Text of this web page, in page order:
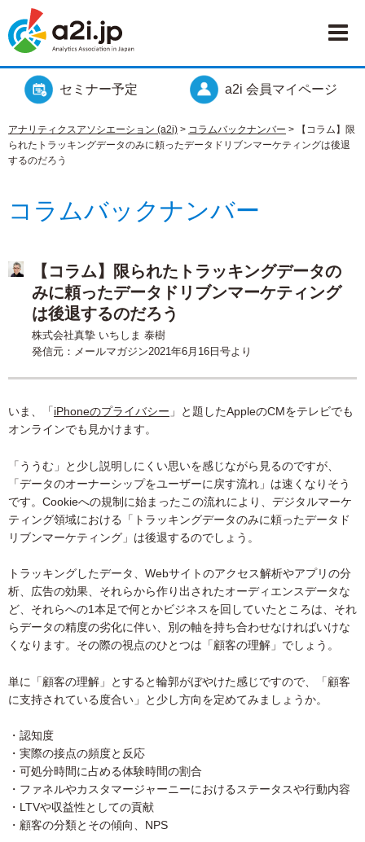
セミナー予定 a2i 会員マイページ
アナリティクスアソシエーション (a2i) > コラムバックナンバー >
【コラム】限
られたトラッキングデータのみに頼ったデータドリブンマーケティングは後退
するのだろう
コラムバックナンバー
【コラム】限られたトラッキングデータの
みに頼ったデータドリブンマーケティング
は後退するのだろう
株式会社真摯 いちしま 泰樹
発信元：メールマガジン2021年6月16日号より
いま、「iPhoneのプライバシー 」と題したAppleのCMをテレビでも
オンラインでも見かけます。
「ううむ」と少し説明しにくい思いを感じながら見るのですが、
「データのオーナーシップをユーザーに戻す流れ」は速くなりそう
です。Cookieへの規制に始まったこの流れにより、デジタルマーケ
ティング領域における「トラッキングデータのみに頼ったデータド
リブンマーケティング」は後退するのでしょう。
トラッキングしたデータ、Webサイトのアクセス解析やアプリの分
析、広告の効果、それらから作り出されたオーディエンスデータな
ど、それらへの1本足で何とかビジネスを回していたところは、それ
らデータの精度の劣化に伴い、別の軸を持ち合わせなければいけな
くなります。その際の視点のひとつは「顧客の理解」でしょう。
単に「顧客の理解」とすると輪郭がぼやけた感じですので、「顧客
に支持されている度合い」と少し方向を定めてみましょうか。
・認知度
・実際の接点の頻度と反応
・可処分時間に占める体験時間の割合
・ファネルやカスタマージャーニーにおけるステータスや行動内容
・LTVや収益性としての貢献
・顧客の分類とその傾向、NPS